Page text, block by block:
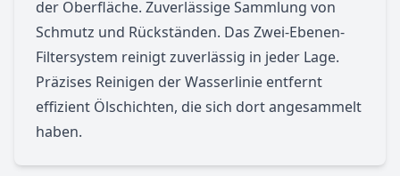
der Oberfläche. Zuverlässige Sammlung von
Schmutz und Rückständen. Das Zwei-Ebenen-
Filtersystem reinigt zuverlässig in jeder Lage.
Präzises Reinigen der Wasserlinie entfernt
effizient Ölschichten, die sich dort angesammelt
haben.